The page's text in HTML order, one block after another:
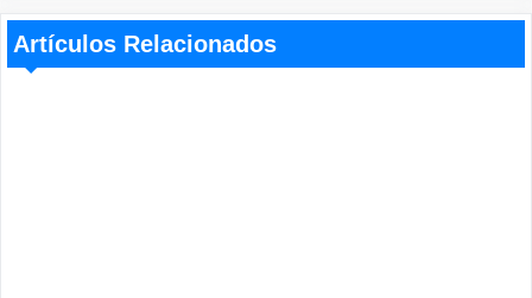
Artículos Relacionados